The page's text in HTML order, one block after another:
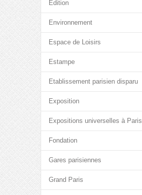
Edition
Environnement
Espace de Loisirs
Estampe
Etablissement parisien disparu
Exposition
Expositions universelles à Paris
Fondation
Gares parisiennes
Grand Paris